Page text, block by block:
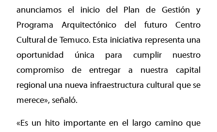
anunciamos el inicio del Plan de Gestión y
Programa Arquitectónico del futuro Centro
Cultural de Temuco. Esta iniciativa representa una
oportunidad única para cumplir nuestro
compromiso de entregar a nuestra capital
regional una nueva infraestructura cultural que se
merece», señaló.
«Es un hito importante en el largo camino que